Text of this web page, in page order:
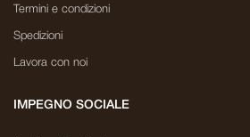
Termini e condizioni
Spedizioni
Lavora con noi
IMPEGNO SOCIALE